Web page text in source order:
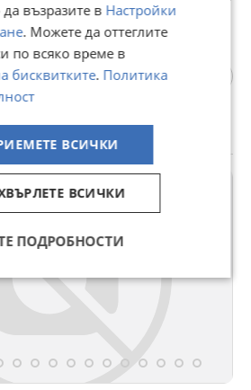
София, Овча купел
16:25
Тухла 3093 €/м²
възразите в Настройки
. Можете да оттеглите
по всяко време в
бисквитките. Политика
ВСИЧКИ
ВСИЧКИ
ПОДРОБНОСТИ